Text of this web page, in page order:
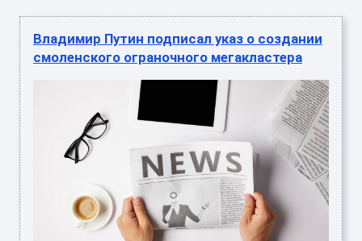
Владимир Путин подписал указ о создании
смоленского ограночного мегакластера